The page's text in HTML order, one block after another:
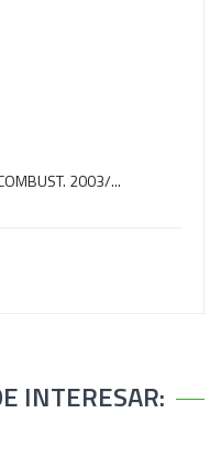
2003/...
INTERESAR: